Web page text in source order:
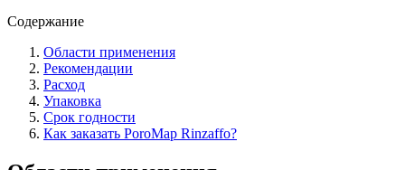
Содержание
Области применения
Рекомендации
Расход
Упаковка
Срок годности
Как заказать PoroMap Rinzaffo?